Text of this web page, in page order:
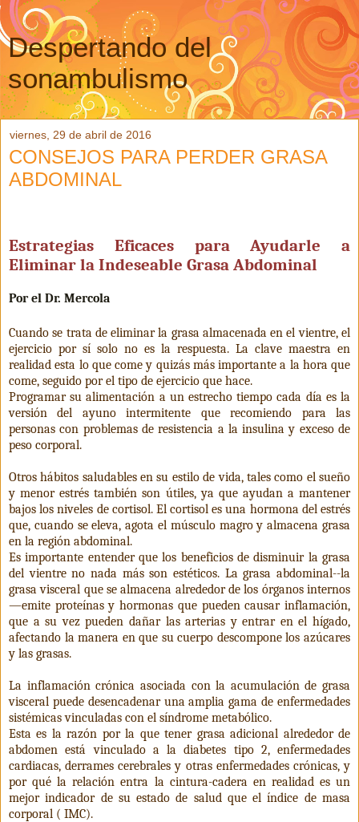
Despertando del
sonambulismo
viernes, 29 de abril de 2016
CONSEJOS PARA PERDER GRASA
ABDOMINAL
Estrategias Eficaces para Ayudarle a
Eliminar la Indeseable Grasa Abdominal
Por el Dr. Mercola
Cuando se trata de eliminar la grasa almacenada en el vientre, el
ejercicio por sí solo no es la respuesta. La clave maestra en
realidad esta lo que come y quizás más importante a la hora que
come, seguido por el tipo de ejercicio que hace.
Programar su alimentación a un estrecho tiempo cada día es la
versión del ayuno intermitente que recomiendo para las
personas con problemas de resistencia a la insulina y exceso de
peso corporal.
Otros hábitos saludables en su estilo de vida, tales como el sueño
y menor estrés también son útiles, ya que ayudan a mantener
bajos los niveles de cortisol. El cortisol es una hormona del estrés
que, cuando se eleva, agota el músculo magro y almacena grasa
en la región abdominal.
Es importante entender que los beneficios de disminuir la grasa
del vientre no nada más son estéticos. La grasa abdominal--la
grasa visceral que se almacena alrededor de los órganos internos
—emite proteínas y hormonas que pueden causar inflamación,
que a su vez pueden dañar las arterias y entrar en el hígado,
afectando la manera en que su cuerpo descompone los azúcares
y las grasas.
La inflamación crónica asociada con la acumulación de grasa
visceral puede desencadenar una amplia gama de enfermedades
sistémicas vinculadas con el síndrome metabólico.
Esta es la razón por la que tener grasa adicional alrededor de
abdomen está vinculado a la diabetes tipo 2, enfermedades
cardiacas, derrames cerebrales y otras enfermedades crónicas, y
por qué la relación entra la cintura-cadera en realidad es un
mejor indicador de su estado de salud que el índice de masa
corporal ( IMC).